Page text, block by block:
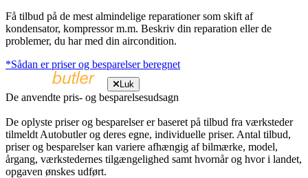
Få tilbud på de mest almindelige reparationer som skift af
kondensator, kompressor m.m. Beskriv din reparation eller de
problemer, du har med din aircondition.
*Sådan er priser og besparelser beregnet
Luk
De anvendte pris- og besparelsesudsagn
De oplyste priser og besparelser er baseret på tilbud fra værksteder
tilmeldt Autobutler og deres egne, individuelle priser. Antal tilbud,
priser og besparelser kan variere afhængig af bilmærke, model,
årgang, værkstedernes tilgængelighed samt hvornår og hvor i landet,
opgaven ønskes udført.